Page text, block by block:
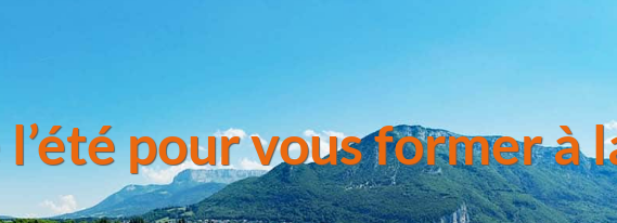
pour vous former à